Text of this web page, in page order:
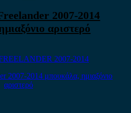
2007-2014
αριστερό
2007-2014